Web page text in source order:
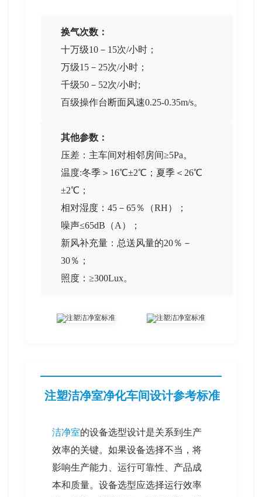
换气次数：
十万级10－15次/小时；
万级15－25次/小时；
千级50－52次/小时;
百级操作台断面风速0.25-0.35m/s。
其他参数：
压差：主车间对相邻房间≥5Pa。
温度:冬季＞16℃±2℃；夏季＜26℃
±2℃；
相对湿度：45－65％（RH）；
噪声≤65dB（A）；
新风补充量：总送风量的20％－
30％；
照度：≥300Lux。
注塑洁净室净化车间设计参考标准
洁净室的设备选型设计是关系到生产
效率的关键。如果设备选择不当，将
影响生产能力、运行可靠性、产品成
本和质量。设备选型应选择运行效率